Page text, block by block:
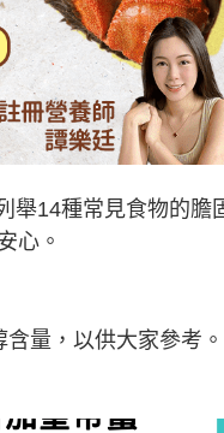
舉14種常見食物的膽
心。
量，以供大家參考。